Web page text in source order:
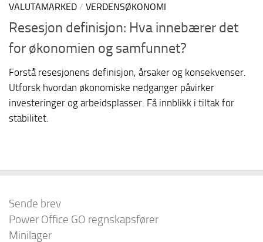
VALUTAMARKED / VERDENSØKONOMI
Resesjon definisjon: Hva innebærer det
for økonomien og samfunnet?
Forstå resesjonens definisjon, årsaker og konsekvenser.
Utforsk hvordan økonomiske nedganger påvirker
investeringer og arbeidsplasser. Få innblikk i tiltak for
stabilitet.
Sende brev
Power Office GO regnskapsfører
Minilager